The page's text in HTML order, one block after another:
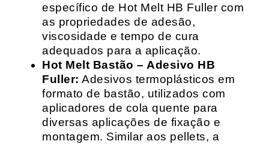
específico de Hot Melt HB Fuller com
as propriedades de adesão,
viscosidade e tempo de cura
adequados para a aplicação.
Hot Melt Bastão – Adesivo HB
Fuller: Adesivos termoplásticos em
formato de bastão, utilizados com
aplicadores de cola quente para
diversas aplicações de fixação e
montagem. Similar aos pellets, a